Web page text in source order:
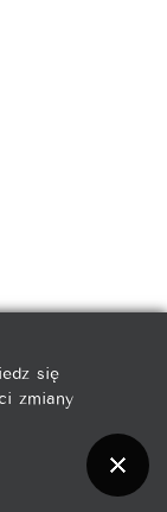
spółka z
się
zmiany